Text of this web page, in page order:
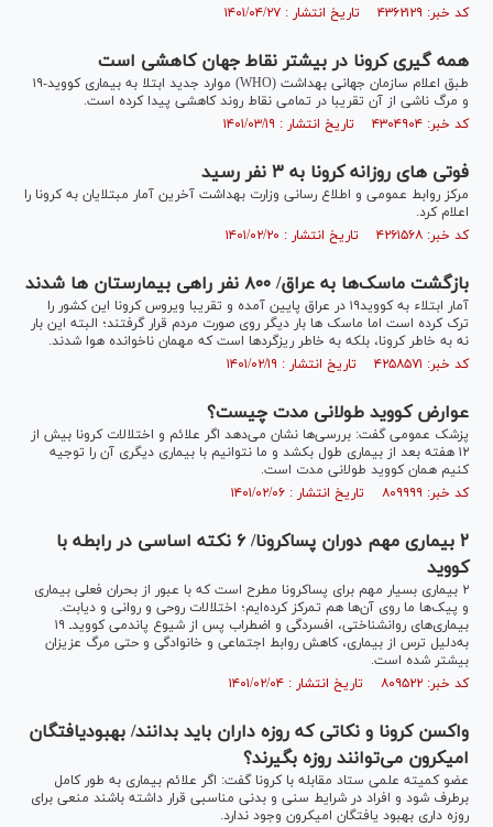
کد خبر: ۴۳۶۲۱۲۹ تاریخ انتشار : ۱۴۰۱/۰۴/۲۷
همه گیری کرونا در بیشتر نقاط جهان کاهشی است
طبق اعلام سازمان جهانی بهداشت (WHO) موارد جدید ابتلا به بیماری کووید-۱۹
و مرگ ناشی از آن تقریبا در تمامی نقاط روند کاهشی پیدا کرده است.
کد خبر: ۴۳۰۴۹۰۴ تاریخ انتشار : ۱۴۰۱/۰۳/۱۹
فوتی های روزانه کرونا به ۳ نفر رسید
مرکز روابط عمومی و اطلاع رسانی وزارت بهداشت آخرین آمار مبتلایان به کرونا را
اعلام کرد.
کد خبر: ۴۲۶۱۵۶۸ تاریخ انتشار : ۱۴۰۱/۰۲/۲۰
بازگشت ماسک‌ها به عراق/ ۸۰۰ نفر راهی بیمارستان ها شدند
آمار ابتلاء به کووید۱۹ در عراق پایین آمده و تقریبا ویروس کرونا این کشور را
ترک کرده است اما ماسک ها بار دیگر روی صورت مردم قرار گرفتند؛ البته این بار
نه به خاطر کرونا، بلکه به خاطر ریزگردها است که مهمان ناخوانده هوا شدند.
کد خبر: ۴۲۵۸۵۷۱ تاریخ انتشار : ۱۴۰۱/۰۲/۱۹
عوارض کووید طولانی مدت چیست؟
پزشک عمومی گفت: بررسی‌ها نشان می‌دهد اگر علائم و اختلالات کرونا بیش از
۱۲ هفته بعد از بیماری طول بکشد و ما نتوانیم با بیماری دیگری آن را توجیه
کنیم همان کووید طولانی مدت است.
کد خبر: ۸۰۹۹۹۹ تاریخ انتشار : ۱۴۰۱/۰۲/۰۶
۲ بیماری مهم دوران پساکرونا/ ۶ نکته اساسی در رابطه با
کووید
۲ بیماری بسیار مهم برای پساکرونا مطرح است که با عبور از بحران فعلی بیماری
و پیک‌ها ما روی آن‌ها هم تمرکز کرده‌ایم؛ اختلالات روحی و روانی و دیابت.
بیماری‌های روانشناختی، افسردگی و اضطراب پس از شیوع پاندمی کوویدـ ۱۹
به‌دلیل ترس از بیماری، کاهش روابط اجتماعی و خانوادگی و حتی مرگ عزیزان
بیشتر شده است.
کد خبر: ۸۰۹۵۲۲ تاریخ انتشار : ۱۴۰۱/۰۲/۰۴
واکسن کرونا و نکاتی که روزه داران باید بدانند/ بهبود‌یافتگان
امیکرون می‌توانند روزه بگیرند؟
عضو کمیته علمی ستاد مقابله با کرونا گفت: اگر علائم بیماری به طور کامل
برطرف شود و افراد در شرایط سنی و بدنی مناسبی قرار داشته باشند منعی برای
روزه داری بهبود یافتگان امیکرون وجود ندارد.